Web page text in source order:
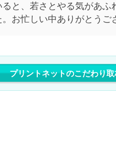
と、若さとやる気があ
お忙しい中ありがとうご
プリントネットのこだわり